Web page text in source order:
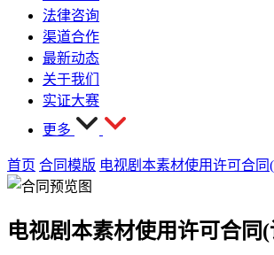
法律咨询
渠道合作
最新动态
关于我们
实证大赛
更多
首页 合同模版 电视剧本素材使用许可合
电视剧本素材使用许可合同